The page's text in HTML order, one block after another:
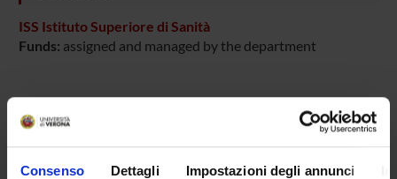
Consenso Dettagli Impostazioni degli annunci
ISS Istituto Superiore di Sanità
Funds: assigned and managed by the department
PROJECT PARTICIPANTS